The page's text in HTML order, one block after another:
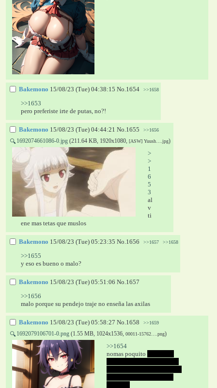
Bakemono 15/08/23 (Tue) 04:38:15 No.1654 >>1658
>>1653
pero preferiste irte de putas, no?!
Bakemono 15/08/23 (Tue) 04:44:21 No.1655 >>1656
🔍 1692074661086-0.jpg (211.64 KB, 1920x1080, [ASW] Yuush….jpg)
>
>
1
6
5
3
al
v
ti
ene mas tetas que muslos
Bakemono 15/08/23 (Tue) 05:23:35 No. 1656 >>1657 >>1658
>>1655
y eso es bueno o malo?
Bakemono 15/08/23 (Tue) 05:51:06 No.1657
>>1656
malo porque su pendejo traje no enseña las axilas
Bakemono 15/08/23 (Tue) 05:58:27 No.1658 >>1659
🔍 1692079106701-0.png (1.55 MB, 1024x1536, 00011-15762….png)
>>1654
nomas poquito